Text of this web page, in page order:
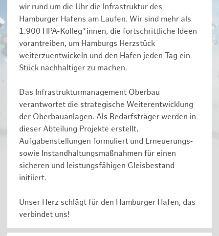
wir rund um die Uhr die Infrastruktur des
Hamburger Hafens am Laufen. Wir sind mehr als
1.900 HPA-Kolleg*innen, die fortschrittliche Ideen
vorantreiben, um Hamburgs Herzstück
weiterzuentwickeln und den Hafen jeden Tag ein
Stück nachhaltiger zu machen.
Das Infrastrukturmanagement Oberbau
verantwortet die strategische Weiterentwicklung
der Oberbauanlagen. Als Bedarfsträger werden in
dieser Abteilung Projekte erstellt,
Aufgabenstellungen formuliert und Erneuerungs‑
sowie Instandhaltungsmaßnahmen für einen
sicheren und leistungsfähigen Gleisbestand
initiiert.
Unser Herz schlägt für den Hamburger Hafen, das
verbindet uns!